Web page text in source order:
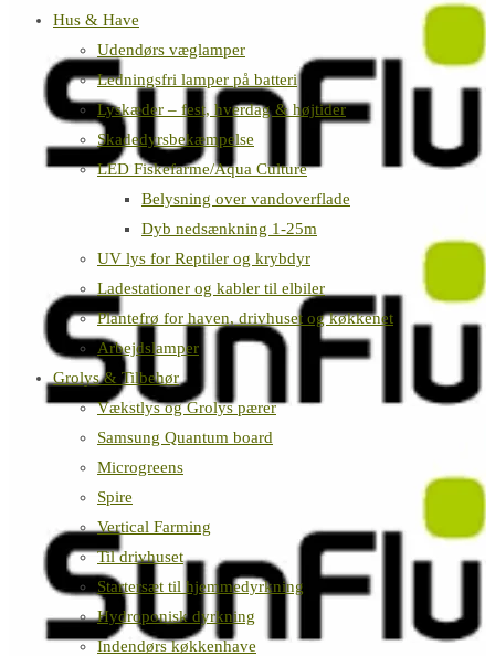
Hus & Have
Udendørs væglamper
Ledningsfri lamper på batteri
Lyskæder – fest, hverdag & højtider
Skadedyrsbekæmpelse
LED Fiskefarme/Aqua Culture
Belysning over vandoverflade
Dyb nedsænkning 1-25m
UV lys for Reptiler og krybdyr
Ladestationer og kabler til elbiler
Plantefrø for haven, drivhuset og køkkenet
Arbejdslamper
Grolys & Tilbehør
Vækstlys og Grolys pærer
Samsung Quantum board
Microgreens
Spire
Vertical Farming
Til drivhuset
Startersæt til hjemmedyrkning
Hydroponisk dyrkning
Indendørs køkkenhave